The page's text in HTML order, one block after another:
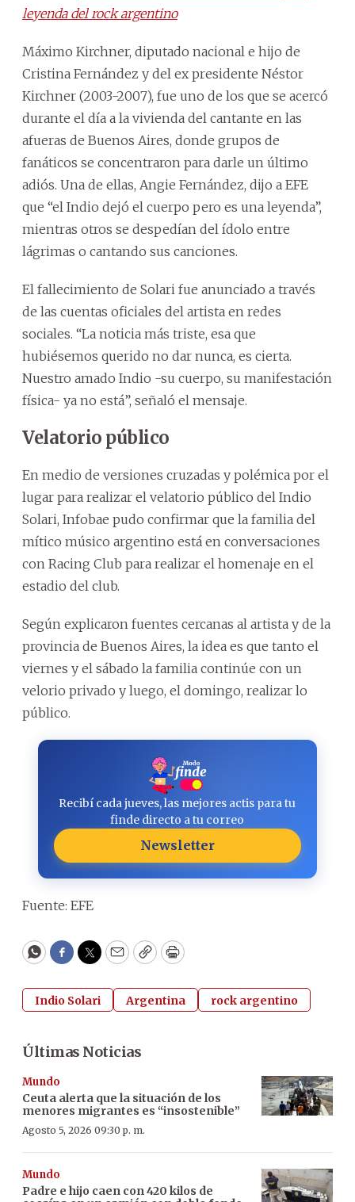
leyenda del rock argentino
Máximo Kirchner, diputado nacional e hijo de
Cristina Fernández y del ex presidente Néstor
Kirchner (2003-2007), fue uno de los que se acercó
durante el día a la vivienda del cantante en las
afueras de Buenos Aires, donde grupos de
fanáticos se concentraron para darle un último
adiós. Una de ellas, Angie Fernández, dijo a EFE
que “el Indio dejó el cuerpo pero es una leyenda”,
mientras otros se despedían del ídolo entre
lágrimas o cantando sus canciones.
El fallecimiento de Solari fue anunciado a través
de las cuentas oficiales del artista en redes
sociales. “La noticia más triste, esa que
hubiésemos querido no dar nunca, es cierta.
Nuestro amado Indio -su cuerpo, su manifestación
física- ya no está”, señaló el mensaje.
Velatorio público
En medio de versiones cruzadas y polémica por el
lugar para realizar el velatorio público del Indio
Solari, Infobae pudo confirmar que la familia del
mítico músico argentino está en conversaciones
con Racing Club para realizar el homenaje en el
estadio del club.
Según explicaron fuentes cercanas al artista y de la
provincia de Buenos Aires, la idea es que tanto el
viernes y el sábado la familia continúe con un
velorio privado y luego, el domingo, realizar lo
público.
Recibí cada jueves, las mejores actis para tu
finde directo a tu correo
Newsletter
Fuente: EFE
WhatsApp
Facebook
Twitter
EmailCopyPrint
Indio Solari Argentina rock argentino
Últimas Noticias
Mundo
Ceuta alerta que la situación de los
menores migrantes es “insostenible”
Agosto 5, 2026 09:30 p. m.
Mundo
Padre e hijo caen con 420 kilos de